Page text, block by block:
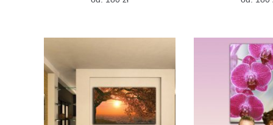
wiele
można
wybrać
na
stronie